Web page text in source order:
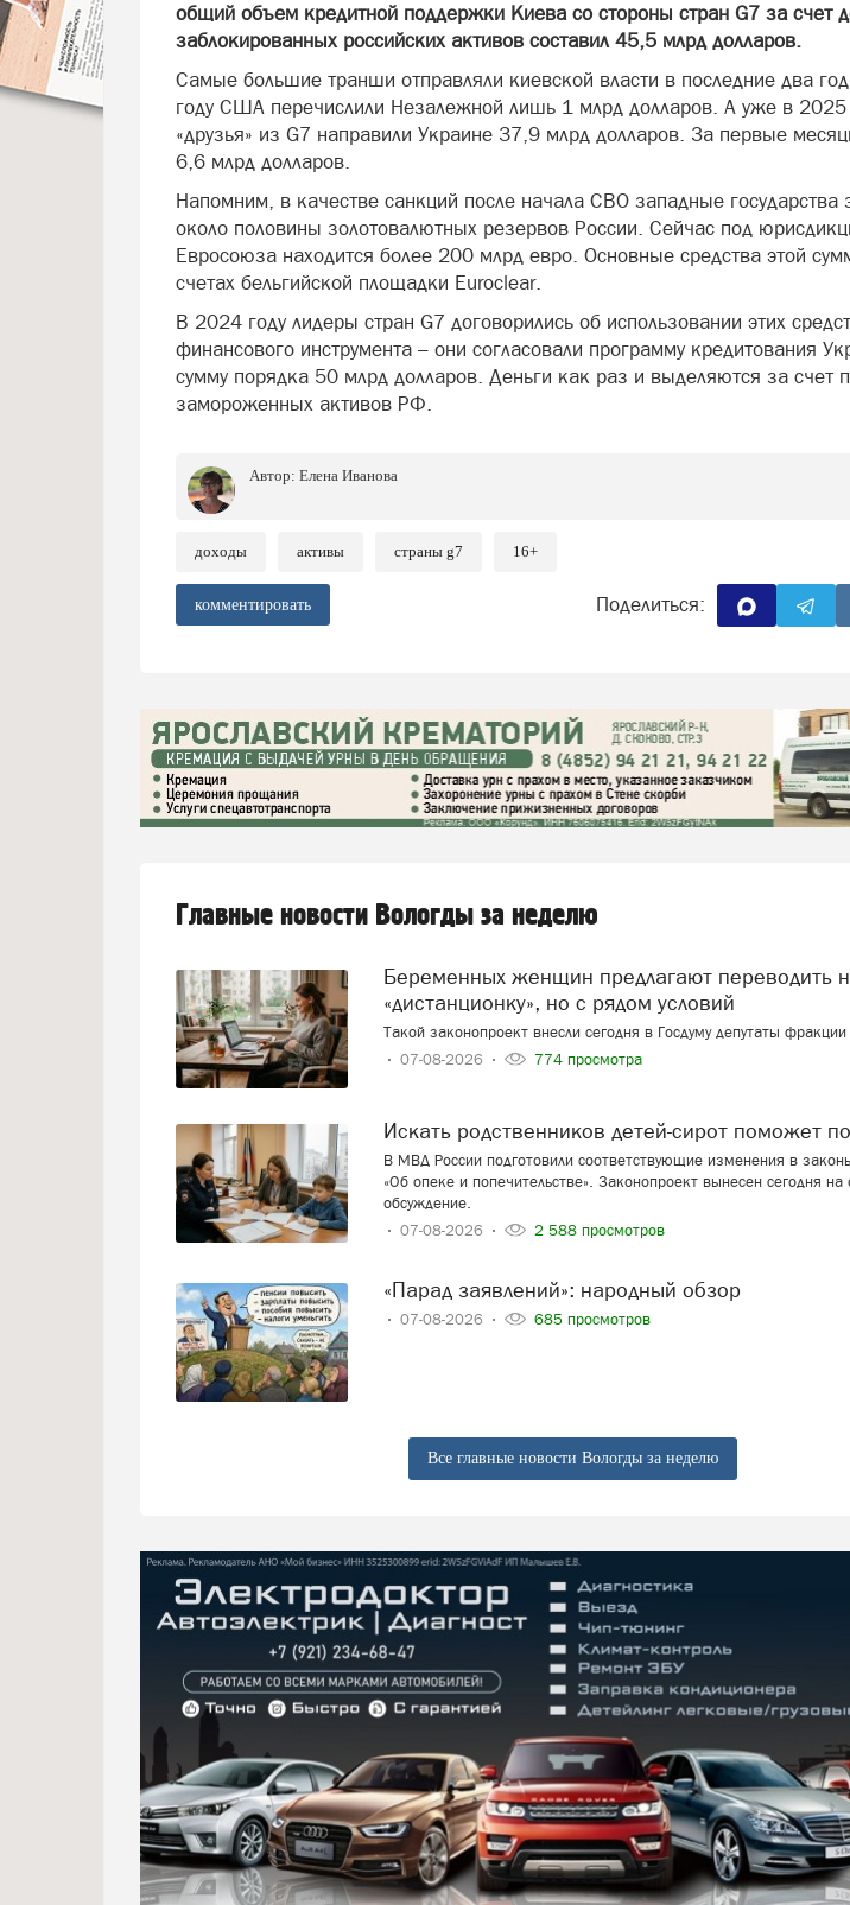
общий объем кредитной поддержки Киева со стороны стран G7 за счет
заблокированных российских активов составил 45,5 млрд долларов.
Самые большие транши отправляли киевской власти в последние два
году США перечислили Незалежной лишь 1 млрд долларов. А уже в 2025
«друзья» из G7 направили Украине 37,9 млрд долларов. За первые
6,6 млрд долларов.
Напомним, в качестве санкций после начала СВО западные государства
около половины золотовалютных резервов России. Сейчас под
Евросоюза находится более 200 млрд евро. Основные средства этой
счетах бельгийской площадки Euroclear.
В 2024 году лидеры стран G7 договорились об использовании этих
финансового инструмента – они согласовали программу кредитования
сумму порядка 50 млрд долларов. Деньги как раз и выделяются за счет
замороженных активов РФ.
Автор: Елена Иванова
доходы активы страны g7 16+
комментировать Поделиться:
Главные новости Вологды за неделю
Беременных женщин предлагают переводить на
«дистанционку», но с рядом условий
Такой законопроект внесли сегодня в Госдуму депутаты
07-08-2026
774 просмотра
Искать родственников детей-сирот поможет
В МВД России подготовили соответствующие изменения в
«Об опеке и попечительстве». Законопроект вынесен сегодня
обсуждение.
07-08-2026
2 588 просмотров
«Парад заявлений»: народный обзор
07-08-2026 685 просмотров
Все главные новости Вологды за неделю